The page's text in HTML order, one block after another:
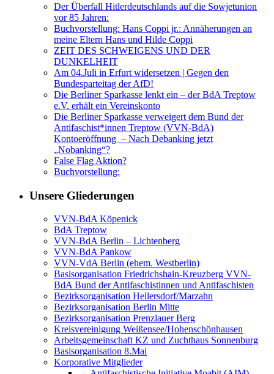
Der Überfall Hitlerdeutschlands auf die Sowjetunion
vor 85 Jahren:
Buchvorstellung: Hans Coppi jr.: Annäherungen an
meine Eltern Hans und Hilde Coppi
ZEIT DES SCHWEIGENS UND DER
DUNKELHEIT
Am 04.Juli in Erfurt widersetzen | Gegen den
Bundesparteitag der AfD!
Die Berliner Sparkasse lenkt ein – der BdA Treptow
e.V. erhält ein Vereinskonto
Die Berliner Sparkasse verweigert dem Bund der
Antifaschist*innen Treptow (VVN-BdA)
Kontoeröffnung – Nach Debanking jetzt
„Nobanking“?
False Flag Aktion?
Buchvorstellung:
Unsere Gliederungen
VVN-BdA Köpenick
BdA Treptow
VVN-BdA Berlin – Lichtenberg
VVN-BdA Pankow
VVN-VdA Berlin (ehem. Westberlin)
Basisorganisation Friedrichshain-Kreuzberg VVN-
BdA Bund der Antifaschistinnen und Antifaschisten
Bezirksorganisation Hellersdorf/Marzahn
Bezirksorganisation Berlin Mitte
Bezirksorganisation Prenzlauer Berg
Kreisvereinigung Weißensee/Hohenschönhausen
Arbeitsgemeinschaft KZ und Zuchthaus Sonnenburg
Basisorganisation 8.Mai
Korporative Mitglieder